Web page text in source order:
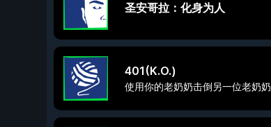
圣安哥拉：化身为人
401(K.O.)
使用你的老奶奶击倒另一位老奶奶